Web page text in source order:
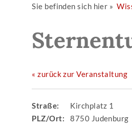
Sie befinden sich hier »
« zurück zur Veranstaltung
Straße:
Kirchplatz 1
PLZ/Ort:
8750 Judenburg